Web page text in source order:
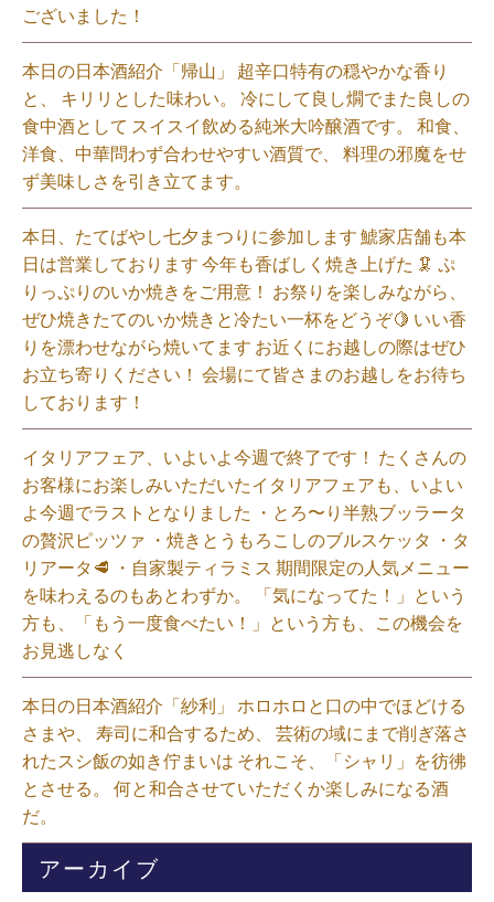
ございました！⁡
本日の日本酒紹介「帰山」 超辛口特有の穏やかな香り
と、 キリリとした味わい。 冷にして良し燗でまた良しの
食中酒として スイスイ飲める純米大吟醸酒です。 和食、
洋食、中華問わず合わせやすい酒質で、 料理の邪魔をせ
ず美味しさを引き立てます。
本日、たてばやし七夕まつりに参加します 鯱家店舗も本
日は営業しております️ 今年も香ばしく焼き上げた 🦑 ぷ
りっぷりのいか焼きをご用意！ お祭りを楽しみながら、
ぜひ焼きたてのいか焼きと冷たい一杯をどうぞ🍋 いい香
りを漂わせながら焼いてます お近くにお越しの際はぜひ
お立ち寄りください！ 会場にて皆さまのお越しをお待ち
しております！
イタリアフェア、いよいよ今週で終了です！ たくさんの
お客様にお楽しみいただいたイタリアフェアも、いよい
よ今週でラストとなりました ・とろ〜り半熟ブッラータ
の贅沢ピッツァ ・焼きとうもろこしのブルスケッタ ・タ
リアータ🥩 ・自家製ティラミス 期間限定の人気メニュー
を味わえるのもあとわずか。 「気になってた！」という
方も、「もう一度食べたい！」という方も、この機会を
お見逃しなく⁡
本日の日本酒紹介「紗利」 ホロホロと口の中でほどける
さまや、 寿司に和合するため、 芸術の域にまで削ぎ落さ
れたスシ飯の如き佇まいは それこそ、「シャリ」を彷彿
とさせる。 何と和合させていただくか楽しみになる酒
だ。⁡
アーカイブ